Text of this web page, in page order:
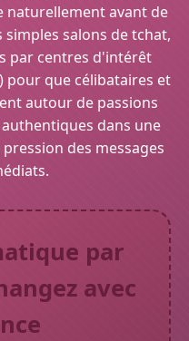
naturellement avant de
salons de tchat,
par centres d'intérêt
pour que célibataires et
autour de passions
dans une
des messages
par
avec